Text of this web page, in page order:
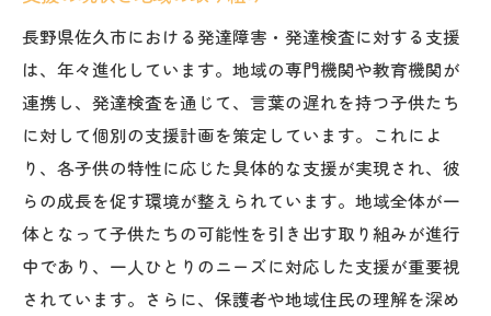
長野県佐久市における発達障害・発達検査に対する支援
は、年々進化しています。地域の専門機関や教育機関が
連携し、発達検査を通じて、言葉の遅れを持つ子供たち
に対して個別の支援計画を策定しています。これによ
り、各子供の特性に応じた具体的な支援が実現され、彼
らの成長を促す環境が整えられています。地域全体が一
体となって子供たちの可能性を引き出す取り組みが進行
中であり、一人ひとりのニーズに対応した支援が重要視
されています。さらに、保護者や地域住民の理解を深め